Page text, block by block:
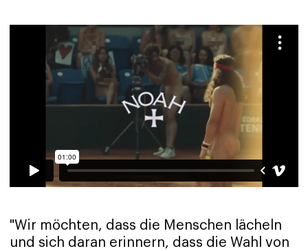
"Wir möchten, dass die Menschen lächeln
und sich daran erinnern, dass die Wahl von